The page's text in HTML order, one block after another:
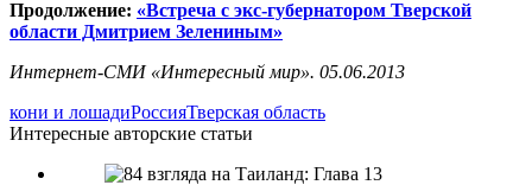
Продолжение: «Встреча с экс-губернатором Тверской
области Дмитрием Зелениным»
Интернет-СМИ «Интересный мир». 05.06.2013
кони и лошадиРоссияТверская область
Интересные авторские статьи